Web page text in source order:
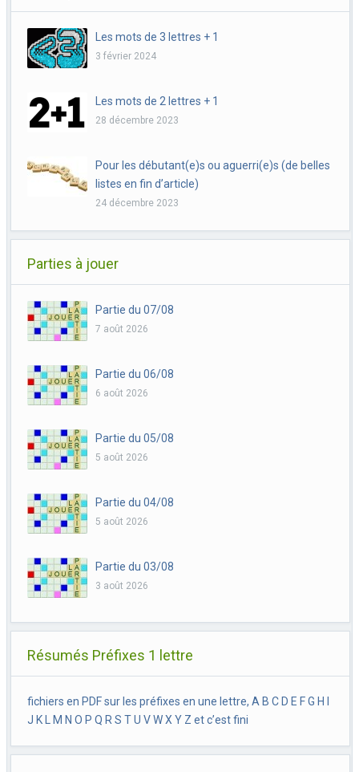
Les mots de 3 lettres + 1
3 février 2024
Les mots de 2 lettres + 1
28 décembre 2023
Pour les débutant(e)s ou aguerri(e)s (de belles
listes en fin d’article)
24 décembre 2023
Parties à jouer
Partie du 07/08
7 août 2026
Partie du 06/08
6 août 2026
Partie du 05/08
5 août 2026
Partie du 04/08
5 août 2026
Partie du 03/08
3 août 2026
Résumés Préfixes 1 lettre
fichiers en PDF sur les préfixes en une lettre, A B C D E F G H I
J K L M N O P Q R S T U V W X Y Z et c’est fini